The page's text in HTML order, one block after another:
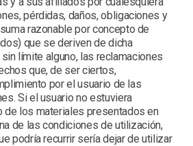
pérdidas, daños, obligaciones y
razonable por concepto de
que se deriven de dicha
límite alguno, las reclamaciones
que, de ser ciertos,
por el usuario de las
Si el usuario no estuviera
de los materiales presentados en
de las condiciones de utilización,
podría recurrir sería dejar de utilizar